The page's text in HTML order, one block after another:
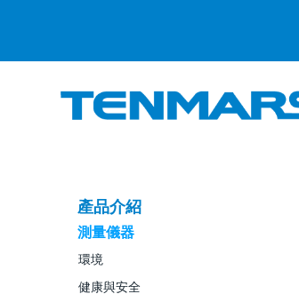
產品介紹
測量儀器
環境
健康與安全